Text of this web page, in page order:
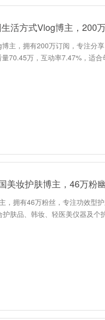
活方式Vlog博主，200
主，拥有200万订阅，专注分
70.45万，互动率7.47%，适
美妆护肤博主，46万粉
，拥有46万粉丝，专注功效型
肤品、韩妆、轻医美仪器及个